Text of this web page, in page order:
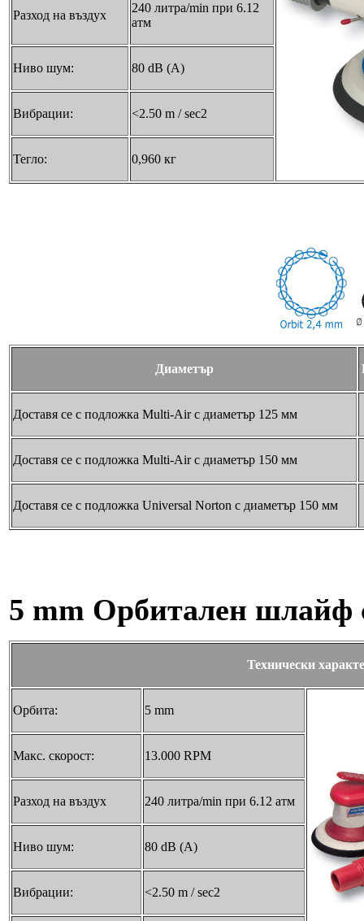
Разход на въздух
240 литра/min при 6.12
aтм
Ниво шум: 80 dB (A)
Вибрации: <2.50 m / sec2
Тегло: 0,960 кг
Диаметър
Доставя се с подложка Multi-Air с диаметър 125 мм
Доставя се с подложка Multi-Air с диаметър 150 мм
Доставя се с подложка Universal Norton с диаметър 150 мм
5 mm Орбитален шлайф
Технически
Орбита: 5 mm
Макс. скорост: 13.000 RPM
Разход на въздух 240 литра/min при 6.12 aтм
Ниво шум: 80 dB (A)
Вибрации: <2.50 m / sec2